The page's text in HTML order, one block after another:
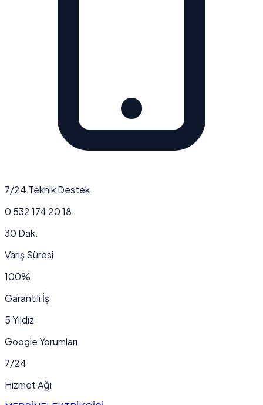
7/24 Teknik Destek
0 532 174 20 18
30 Dak.
Varış Süresi
100%
Garantili İş
5 Yıldız
Google Yorumları
7/24
Hizmet Ağı